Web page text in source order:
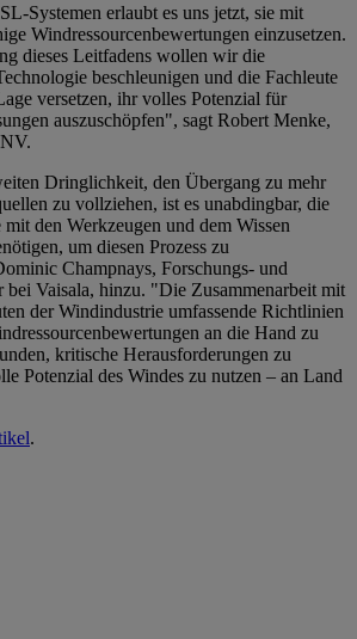
Systemen erlaubt es uns jetzt, sie mit
Windressourcenbewertungen einzusetzen.
dieses Leitfadens wollen wir die
beschleunigen und die Fachleute
versetzen, ihr volles Potenzial für
auszuschöpfen", sagt Robert Menke,
Dringlichkeit, den Übergang zu mehr
zu vollziehen, ist es unabdingbar, die
den Werkzeugen und dem Wissen
um diesen Prozess zu
Champnays, Forschungs- und
bei Vaisala, hinzu. "Die Zusammenarbeit mit
der Windindustrie umfassende Richtlinien
an die Hand zu
kritische Herausforderungen zu
Potenzial des Windes zu nutzen – an Land
.